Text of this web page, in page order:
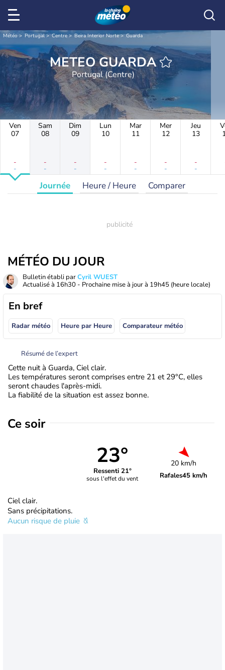
Météo Portugal Centre Beira Interior Norte Guarda
METEO GUARDA
Portugal (Centre)
Ven
07
-
-
Sam
08
-
-
Dim
09
-
-
Lun
10
-
-
Mar
11
-
-
Mer
12
-
-
Jeu
13
-
-
Journée Heure / Heure Comparer
MÉTÉO DU JOUR
Bulletin établi parCyril WUEST
Actualisé à 16h30 - Prochaine mise à jour à 19h45 (heure locale)
En bref
Radar météo Heure par Heure Comparateur météo
Résumé de l’expert
Cette nuit à Guarda, Ciel clair.
Les températures seront comprises entre 21 et 29°C, elles
seront chaudes l'après-midi.
La fiabilité de la situation est assez bonne.
Ce soir
23°
Ressenti 21°
sous l'effet du vent
20 km/h
Rafales45 km/h
Ciel clair.
Sans précipitations.
Aucun risque de pluie